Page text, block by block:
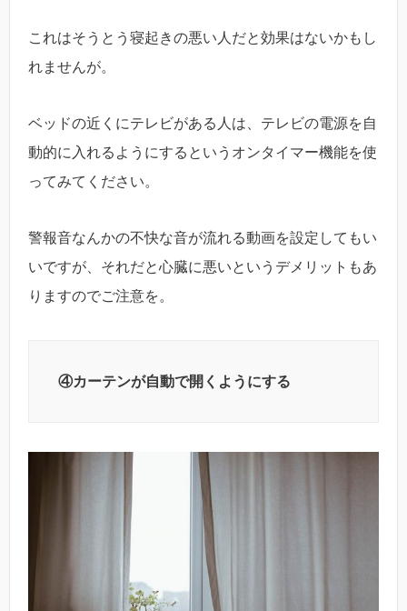
これはそうとう寝起きの悪い人だと効果はないかもし
れませんが。
ベッドの近くにテレビがある人は、テレビの電源を自
動的に入れるようにするというオンタイマー機能を使
ってみてください。
警報音なんかの不快な音が流れる動画を設定してもい
いですが、それだと心臓に悪いというデメリットもあ
りますのでご注意を。
④カーテンが自動で開くようにする